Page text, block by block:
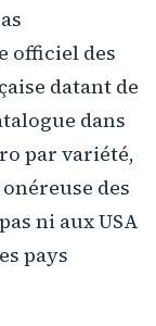
officiel des
datant de
dans
par variété,
des
ni aux USA
pays